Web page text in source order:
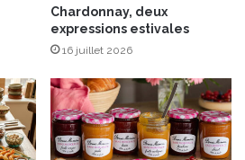
Chardonnay, deux
expressions estivales
16 juillet 2026